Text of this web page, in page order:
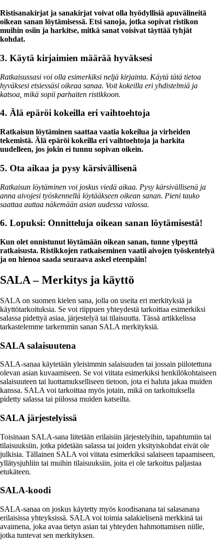
Ristisanakirjat ja sanakirjat voivat olla hyödyllisiä apuvälineitä
oikean sanan löytämisessä. Etsi sanoja, jotka sopivat ristikon
muihin osiin ja harkitse, mitkä sanat voisivat täyttää tyhjät
kohdat.
3. Käytä kirjaimien määrää hyväksesi
Ratkaisussasi voi olla esimerkiksi neljä kirjainta. Käytä tätä tietoa
hyväksesi etsiessäsi oikeaa sanaa. Voit kokeilla eri yhdistelmiä ja
katsoa, mikä sopii parhaiten ristikkoon.
4. Älä epäröi kokeilla eri vaihtoehtoja
Ratkaisun löytäminen saattaa vaatia kokeilua ja virheiden
tekemistä. Älä epäröi kokeilla eri vaihtoehtoja ja harkita
uudelleen, jos jokin ei tunnu sopivan oikein.
5. Ota aikaa ja pysy kärsivällisenä
Ratkaisun löytäminen voi joskus viedä aikaa. Pysy kärsivällisenä ja
anna aivojesi työskennellä löytääkseen oikean sanan. Pieni tauko
saattaa auttaa näkemään asian uudessa valossa.
6. Lopuksi: Onnitteluja oikean sanan löytämisestä!
Kun olet onnistunut löytämään oikean sanan, tunne ylpeyttä
ratkaisusta. Ristikkojen ratkaiseminen vaatii aivojen työskentelyä
ja on hienoa saada seuraava askel eteenpäin!
SALA – Merkitys ja käyttö
SALA on suomen kielen sana, jolla on useita eri merkityksiä ja
käyttötarkoituksia. Se voi riippuen yhteydestä tarkoittaa esimerkiksi
salassa pidettyä asiaa, järjestelyä tai tilaisuutta. Tässä artikkelissa
tarkastelemme tarkemmin sanan SALA merkityksiä.
SALA salaisuutena
SALA-sanaa käytetään yleisimmin salaisuuden tai jossain piilotettuna
olevan asian kuvaamiseen. Se voi viitata esimerkiksi henkilökohtaiseen
salaisuuteen tai luottamukselliseen tietoon, jota ei haluta jakaa muiden
kanssa. SALA voi tarkoittaa myös jotain, mikä on tarkoituksella
pidetty salassa tai piilossa muiden katseilta.
SALA järjestelyissä
Toisinaan SALA-sana liitetään erilaisiin järjestelyihin, tapahtumiin tai
tilaisuuksiin, jotka pidetään salassa tai joiden yksityiskohdat eivät ole
julkisia. Tällainen SALA voi viitata esimerkiksi salaiseen tapaamiseen,
yllätysjuhliin tai muihin tilaisuuksiin, joita ei ole tarkoitus paljastaa
etukäteen.
SALA-koodi
SALA-sanaa on joskus käytetty myös koodisanana tai salasanana
erilaisissa yhteyksissä. SALA voi toimia salakielisenä merkkinä tai
avaimena, joka avaa tietyn asian tai yhteyden hahmottamisen niille,
jotka tuntevat sen merkityksen.